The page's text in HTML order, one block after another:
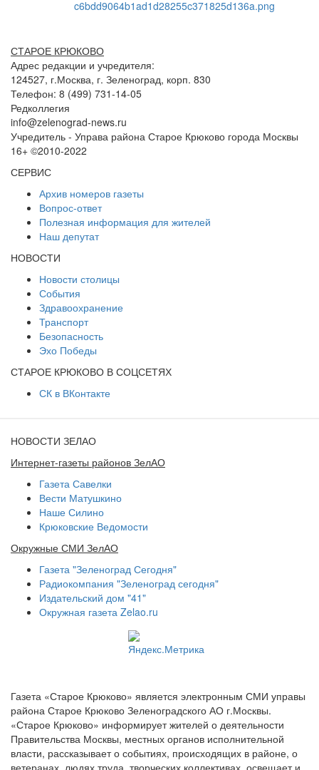
СТАРОЕ КРЮКОВО
Адрес редакции и учредителя:
124527, г.Москва, г. Зеленоград, корп. 830
Телефон: 8 (499) 731-14-05
Редколлегия
info@zelenograd-news.ru
Учредитель - Управа района Старое Крюково города Москвы
16+ ©2010-2022
СЕРВИС
Архив номеров газеты
Вопрос-ответ
Полезная информация для жителей
Наш депутат
НОВОСТИ
Новости столицы
События
Здравоохранение
Транспорт
Безопасность
Эхо Победы
СТАРОЕ КРЮКОВО В СОЦСЕТЯХ
СК в ВКонтакте
НОВОСТИ ЗЕЛАО
Интернет-газеты районов ЗелАО
Газета Савелки
Вести Матушкино
Наше Силино
Крюковские Ведомости
Окружные СМИ ЗелАО
Газета "Зеленоград Сегодня"
Радиокомпания "Зеленоград сегодня"
Издательский дом "41"
Окружная газета Zelao.ru
Газета «Старое Крюково» является электронным СМИ управы
района Старое Крюково Зеленоградского АО г.Москвы.
«Старое Крюково» информирует жителей о деятельности
Правительства Москвы, местных органов исполнительной
власти, рассказывает о событиях, происходящих в районе, о